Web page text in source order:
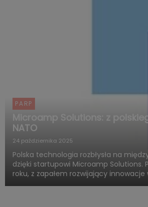
PARP
Microamp Solutions: z
NATO
24 października 2025
Polska technologia rozbłysła na
dzięki startupowi Microamp Solutions.
roku, z zapałem rozwijający innowacje